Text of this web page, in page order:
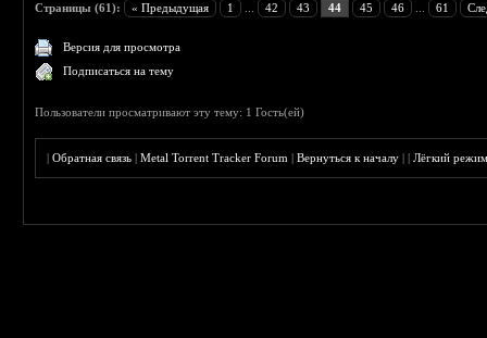
Страницы (61): « Предыдущая 1 42 43 44 45 46 61
Версия для просмотра
Подписаться на тему
Пользователи просматривают эту тему: 1 Гость(ей)
|Обратная связь |Metal Torrent Tracker Forum |Вернуться к началу ||Лёгкий